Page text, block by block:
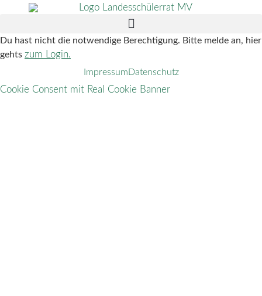
Du hast nicht die notwendige Berechtigung. Bitte melde an, hier
gehts zum Login.
ImpressumDatenschutz
Cookie Consent mit Real Cookie Banner